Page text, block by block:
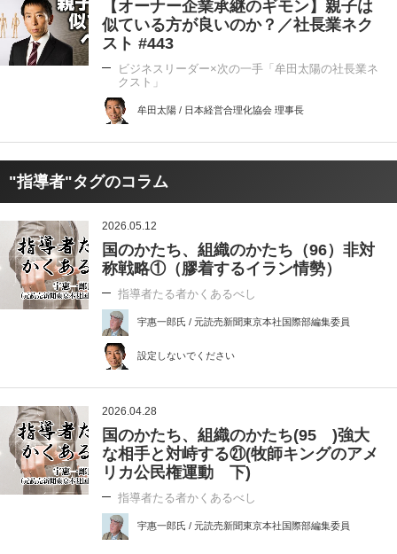
【オーナー企業承継のギモン】親子は
似ている方が良いのか？／社長業ネク
スト #443
ビジネスリーダー×次の一手「牟田太陽の社長業ネ
クスト」
牟田太陽 / 日本経営合理化協会 理事長
"指導者"タグのコラム
2026.05.12
国のかたち、組織のかたち（96）非対
称戦略①（膠着するイラン情勢）
指導者たる者かくあるべし
宇惠一郎氏 / 元読売新聞東京本社国際部編集委員
設定しないでください
2026.04.28
国のかたち、組織のかたち(95 )強大
な相手と対峙する㉑(牧師キングのアメ
リカ公民権運動 下)
指導者たる者かくあるべし
宇惠一郎氏 / 元読売新聞東京本社国際部編集委員